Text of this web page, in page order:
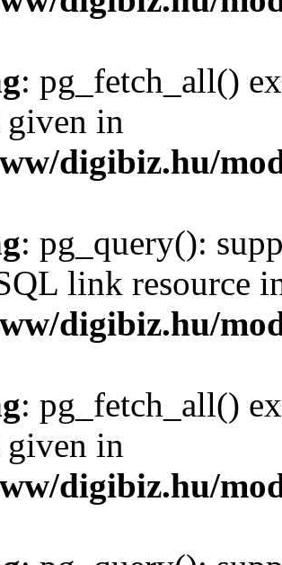
: pg_fetch_all()
given in
digibiz.hu/
: pg_query():
link resource
digibiz.hu/
: pg_fetch_all()
given in
digibiz.hu/